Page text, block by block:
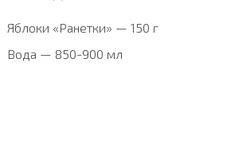
Яблоки «Ранетки» — 150 г
Вода — 850-900 мл